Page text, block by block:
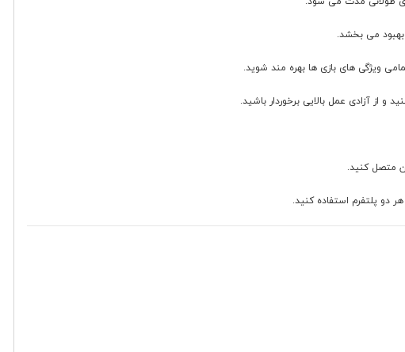
بهبود می بخشد.
ویژگی های بازی ها بهره مند شوید.